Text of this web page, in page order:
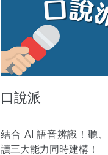
口說派
結合 AI 語音辨識！聽、
讀三大能力同時建構！